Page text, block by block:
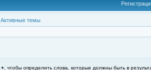
Активные темы
+ , чтобы определить слова, которые должны быть в